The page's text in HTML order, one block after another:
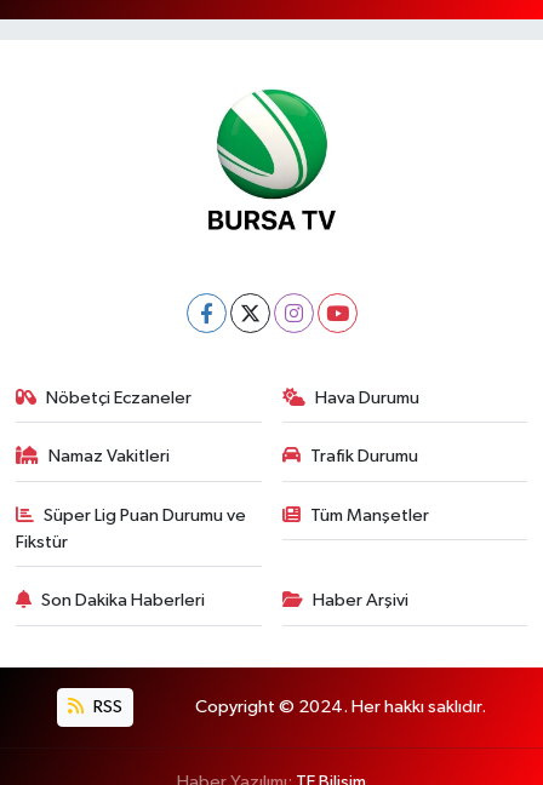
Nöbetçi Eczaneler Hava Durumu
Namaz Vakitleri Trafik Durumu
Süper Lig Puan Durumu ve
Fikstür
Tüm Manşetler
Son Dakika Haberleri Haber Arşivi
RSS Copyright © 2024. Her hakkı saklıdır.